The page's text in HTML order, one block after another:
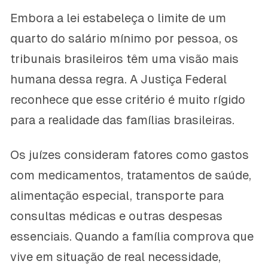
Embora a lei estabeleça o limite de um
quarto do salário mínimo por pessoa, os
tribunais brasileiros têm uma visão mais
humana dessa regra. A Justiça Federal
reconhece que esse critério é muito rígido
para a realidade das famílias brasileiras.
Os juízes consideram fatores como gastos
com medicamentos, tratamentos de saúde,
alimentação especial, transporte para
consultas médicas e outras despesas
essenciais. Quando a família comprova que
vive em situação de real necessidade,